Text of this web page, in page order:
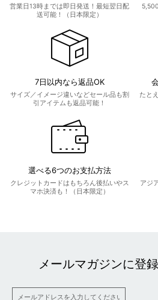
営業日13時までは即日発送！最短翌日配
送可能！（日本限定）
7日以内なら返品OK
サイズ／イメージ違いなどセール品も割
引アイテムも返品可能！
たと
選べる6つのお支払方法
クレジットカードはもちろん後払いやス
マホ決済も！（日本限定）
アジ
メールマガジンに登